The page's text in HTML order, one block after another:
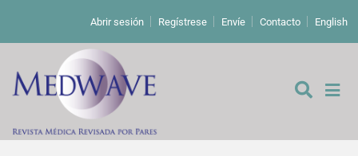
Abrir sesión Regístrese Envíe Contacto English